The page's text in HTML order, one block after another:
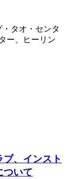
タオ・センタ
ー、ヒーリン
ブ、インスト
ついて